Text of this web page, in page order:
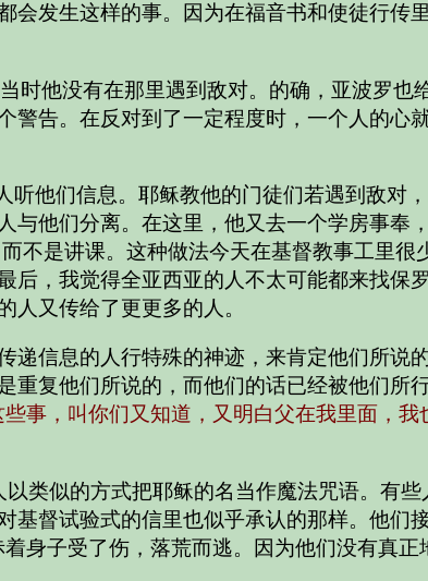
发生这样的事。因为在福音书和使徒行传
时他没有在那里遇到敌对。的确，亚波罗也
告。在反对到了一定程度时，一个人的心
他们信息。耶稣教他的门徒们若遇到敌对
他们分离。在这里，他又去一个学房事奉
不是讲课。这种做法今天在基督教事工里
，我觉得全亚西亚的人不太可能都来找保
又传给了更更多的人。
信息的人行特殊的神迹，来肯定他们所说
复他们所说的，而他们的话已经被他们所
事，叫你们又知道，又明白父在我里面，我
以类似的方式把耶稣的名当作魔法咒语。有
督试验式的信里也似乎承认的那样。他们
身子受了伤，落荒而逃。因为他们没有真正